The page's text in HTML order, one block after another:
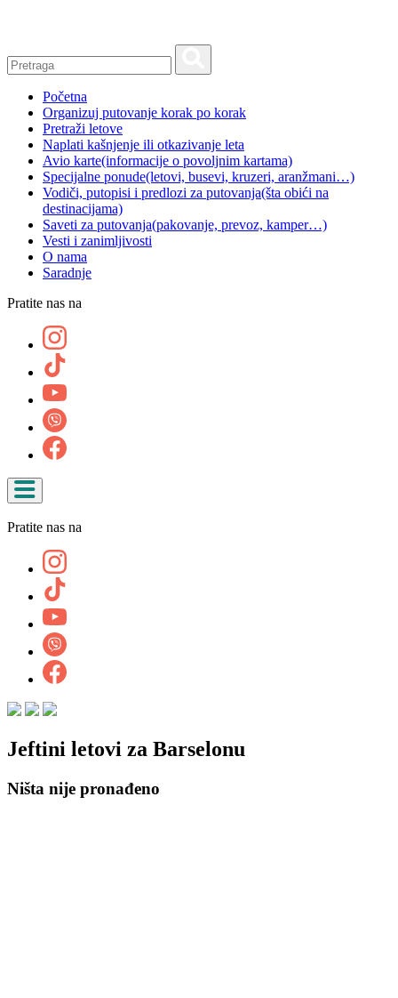
Početna
Organizuj putovanje korak po korak
Pretraži letove
Naplati kašnjenje ili otkazivanje leta
Avio karte(informacije o povoljnim kartama)
Specijalne ponude(letovi, busevi, kruzeri, aranžmani…)
Vodiči, putopisi i predlozi za putovanja(šta obići na
destinacijama)
Saveti za putovanja(pakovanje, prevoz, kamper…)
Vesti i zanimljivosti
O nama
Saradnje
Pratite nas na
Pratite nas na
Jeftini letovi za Barselonu
Ništa nije pronađeno